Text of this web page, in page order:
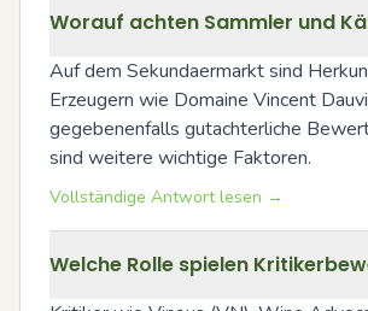
Worauf achten Sammler und
Auf dem Sekundaermarkt sind
Erzeugern wie Domaine Vincent
gegebenenfalls gutachterliche
sind weitere wichtige Faktoren.
Vollständige Antwort lesen →
Welche Rolle spielen